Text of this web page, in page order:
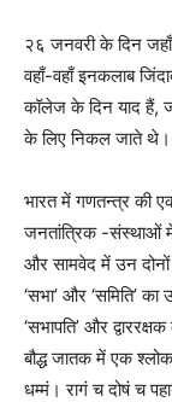
२६ जनवरी के दिन
वहाँ-वहाँ इनकलाब
कॉलेज के दिन याद हैं,
के लिए निकल जाते थे।
भारत में गणतन्त्र की
जनतांत्रिक -संस्थाओं
और सामवेद में उन दोनों
‘सभा’ और ‘समिति’
‘सभापति’ और
बौद्ध जातक में एक
धम्मं। रागं च दोषं च